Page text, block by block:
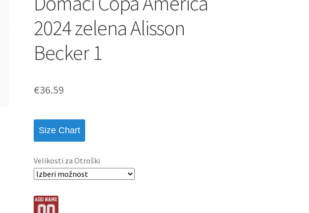
2024 zelena Alisson
Becker 1
€36.59
Size Chart
Velikosti za Otroški